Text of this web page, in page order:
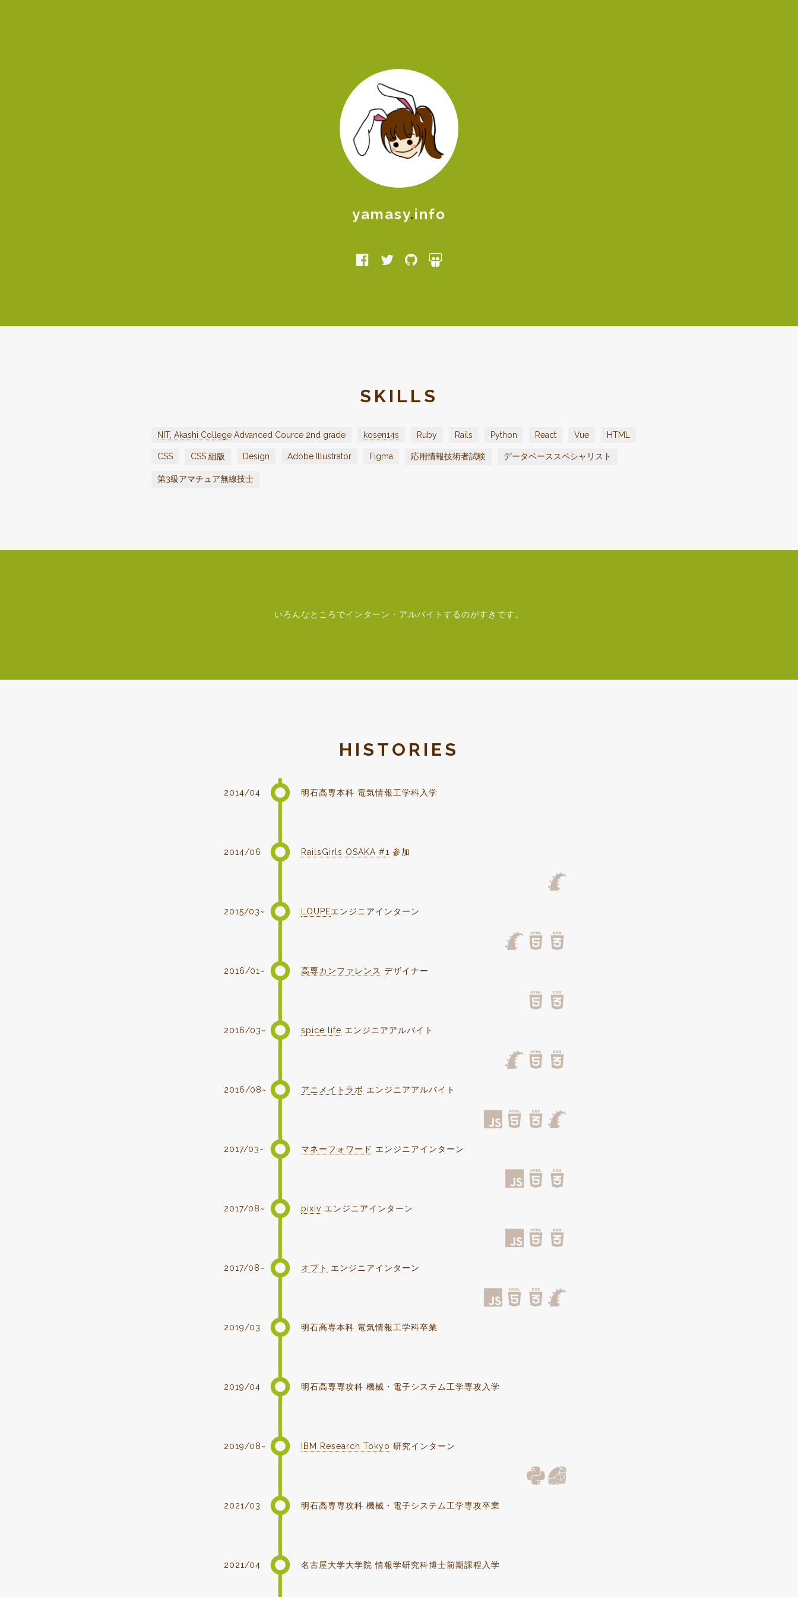
yamasy.info
SKILLS
NIT, Akashi College Advanced Cource 2nd grade kosen14s Ruby Rails Python React Vue HTML
CSS CSS 組版 Design Adobe Illustrator Figma 応用情報技術者試験 データベーススペシャリスト
第3級アマチュア無線技士
いろんなところでインターン・アルバイトするのがすきです。
HISTORIES
2014/04 明石高専本科 電気情報工学科入学
2014/06 RailsGirls OSAKA #1 参加
2015/03~ LOUPEエンジニアインターン
2016/01~ 高専カンファレンス デザイナー
2016/03~ spice life エンジニアアルバイト
2016/08~ アニメイトラボ エンジニアアルバイト
2017/03~ マネーフォワード エンジニアインターン
2017/08~ pixiv エンジニアインターン
2017/08~ オプト エンジニアインターン
2019/03 明石高専本科 電気情報工学科卒業
2019/04 明石高専専攻科 機械・電子システム工学専攻入学
2019/08~ IBM Research Tokyo 研究インターン
2021/03 明石高専専攻科 機械・電子システム工学専攻卒業
2021/04 名古屋大学大学院 情報学研究科博士前期課程入学